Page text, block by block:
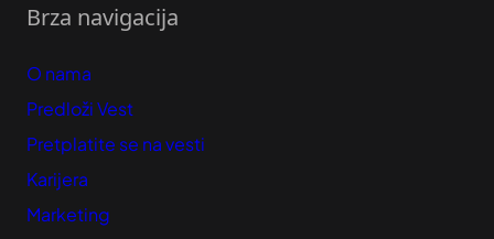
Brza navigacija
O nama
Predloži Vest
Pretplatite se na vesti
Karijera
Marketing